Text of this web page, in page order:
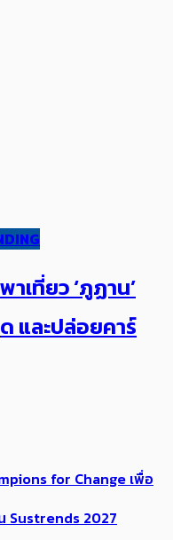
าเที่ยว ‘ภูฏาน’
และปล่อยคาร์​
for Change เพื่อ
Sustrends 2027